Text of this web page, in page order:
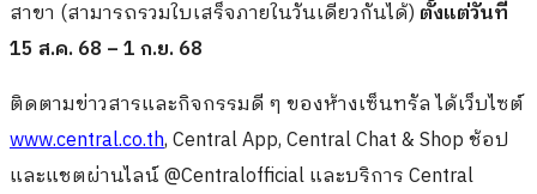
สาขา (สามารถรวมใบเสร็จภายในวันเดียวกันได้) ตั้งแต่วันที่
15 ส.ค. 68 – 1 ก.ย. 68
ติดตามข่าวสารและกิจกรรมดี ๆ ของห้างเซ็นทรัล ได้เว็บไซต์
www.central.co.th, Central App, Central Chat & Shop ช้อป
และแชตผ่านไลน์ @Centralofficial และบริการ Central